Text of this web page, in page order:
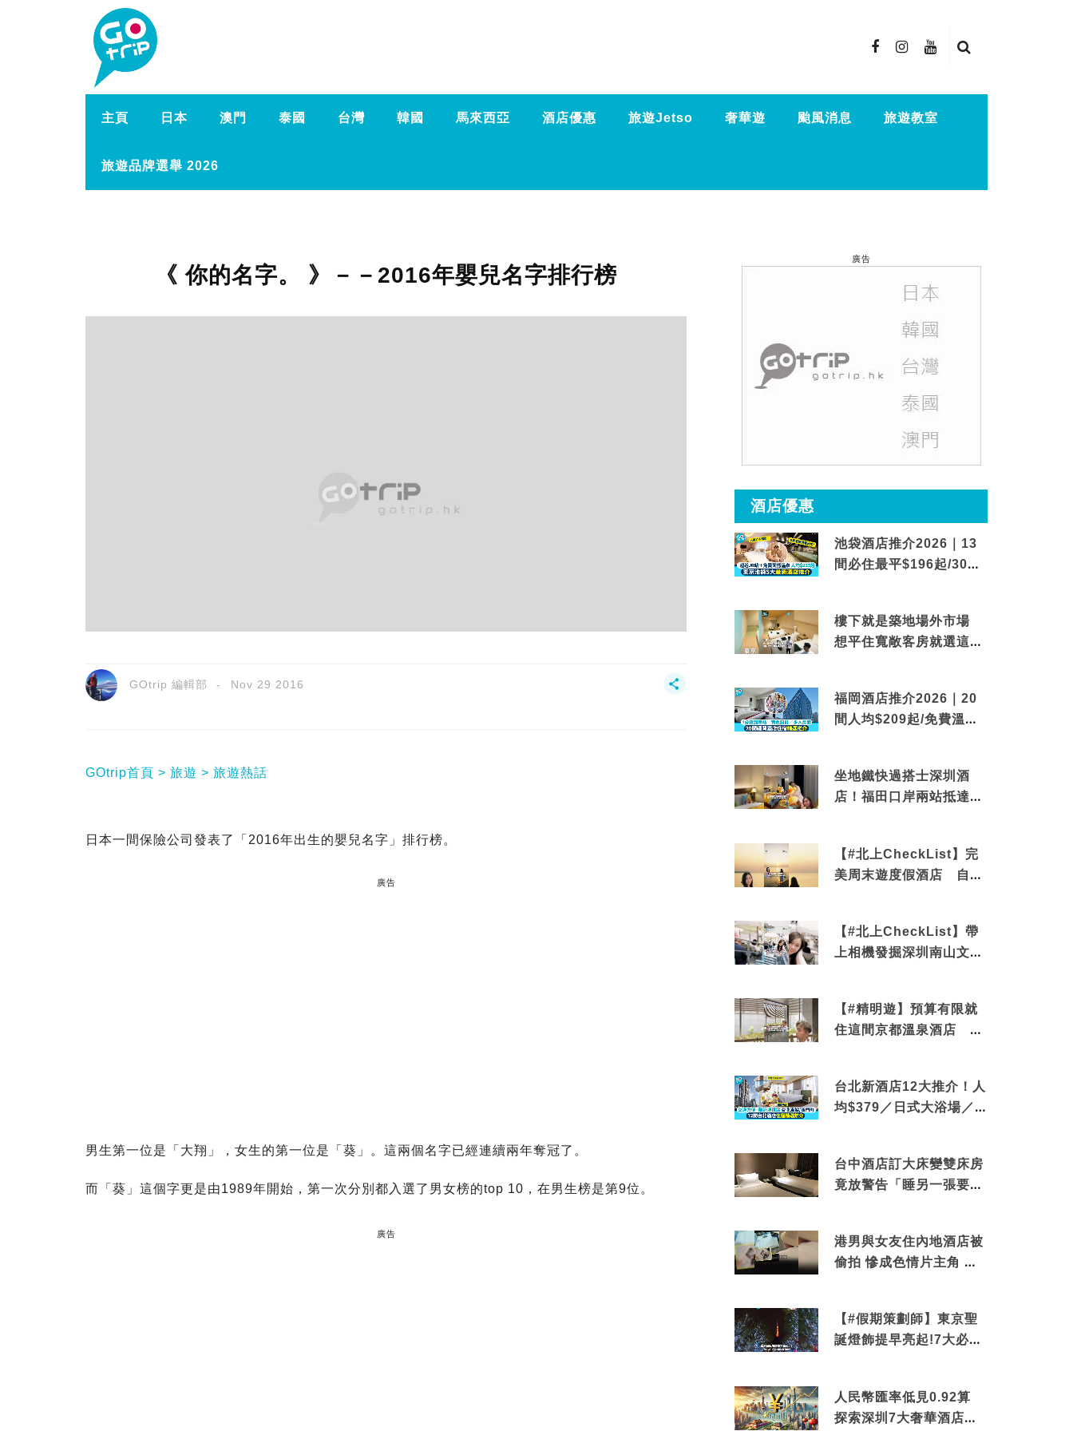
主頁 日本 澳門 泰國 台灣 韓國 馬來西亞 酒店優惠 旅遊Jetso 奢華遊 颱風消息 旅遊教室
旅遊品牌選舉 2026
《 你的名字。 》－－2016年嬰兒名字排行榜
GOtrip 編輯部 Nov 29 2016
GOtrip首頁 旅遊 旅遊熱話
日本一間保險公司發表了「2016年出生的嬰兒名字」排行榜。
廣告
男生第一位是「大翔」，女生的第一位是「葵」。這兩個名字已經連續兩年奪冠了。
而「葵」這個字更是由1989年開始，第一次分別都入選了男女榜的top 10，在男生榜是第9位。
廣告
廣告
酒店優惠
池袋酒店推介2026｜13
間必住最平$196起/30秒
樓下就是築地場外市場
想平住寬敞客房就選這間
福岡酒店推介2026｜20
間人均$209起/免費溫泉/
坐地鐵快過搭士深圳酒
店！福田口岸兩站抵達
【#北上CheckList】完
美周末遊度假酒店 自帶
【#北上CheckList】帶
上相機發掘深圳南山文藝
【#精明遊】預算有限就
住這間京都溫泉酒店 車
台北新酒店12大推介！人
均$379／日式大浴場／1
台中酒店訂大床變雙床房
竟放警告「睡另一張要加
港男與女友住內地酒店被
偷拍 慘成色情片主角 鏡
【#假期策劃師】東京聖
誕燈飾提早亮起!7大必去
人民幣匯率低見0.92算
探索深圳7大奢華酒店體